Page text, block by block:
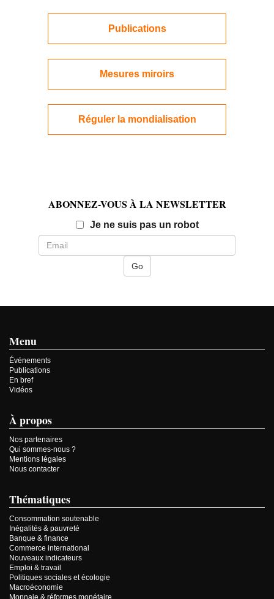
Publications
Mesures miroirs
Réguler la mondialisation
ABONNEZ-VOUS À LA NEWSLETTER
Je ne suis pas un robotEmail
Menu
Événements
Publications
En bref
Vidéos
À propos
Nos partenaires
Qui sommes-nous ?
Mentions légales
Nous contacter
Thématiques
Consommation soutenable
Inégalités & pauvreté
Banque & finance
Commerce international
Nouveaux indicateurs
Emploi & travail
Politiques sociales et écologie
Macroéconomie
Monnaie & réformes monétaire